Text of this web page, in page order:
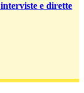
e dirette